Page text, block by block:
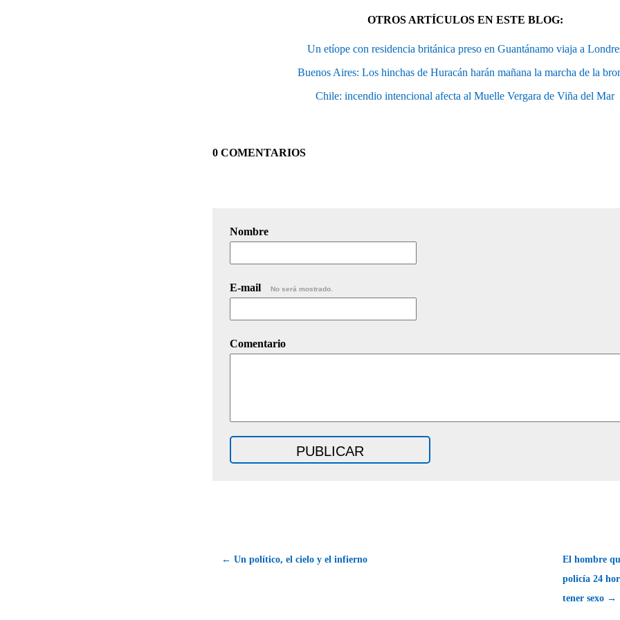
OTROS ARTÍCULOS EN ESTE BLOG:
Un etíope con residencia británica preso en Guantánamo viaja a
Buenos Aires: Los hinchas de Huracán harán mañana la marcha de la
Chile: incendio intencional afecta al Muelle Vergara de Viña del Mar
0 COMENTARIOS
Nombre
E-mail No será mostrado.
Comentario
← Un político, el cielo y el infierno
El hombre
policía 24
tener sexo →